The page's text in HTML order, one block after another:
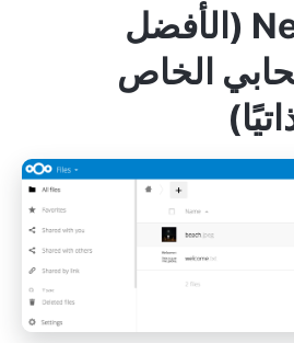
2. Nextcloud (الأفضل
الخاص